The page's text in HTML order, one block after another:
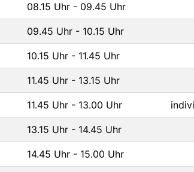
08.15 Uhr - 09.45 Uhr
09.45 Uhr - 10.15 Uhr
10.15 Uhr - 11.45 Uhr
11.45 Uhr - 13.15 Uhr
11.45 Uhr - 13.00 Uhr
13.15 Uhr - 14.45 Uhr
14.45 Uhr - 15.00 Uhr